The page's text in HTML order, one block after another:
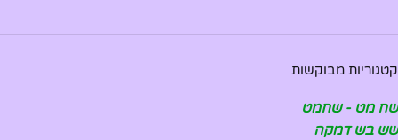
קטגוריות מבוקשות
שח מט - שחמט
שש בש דמקה